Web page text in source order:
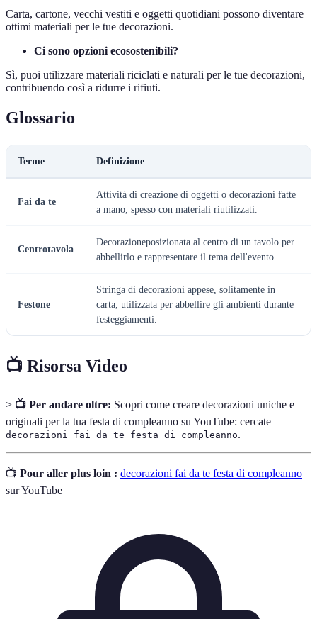
Carta, cartone, vecchi vestiti e oggetti quotidiani possono diventare
ottimi materiali per le tue decorazioni.
Ci sono opzioni ecosostenibili?
Sì, puoi utilizzare materiali riciclati e naturali per le tue decorazioni,
contribuendo così a ridurre i rifiuti.
Glossario
Terme Definizione
Fai da te
Attività di creazione di oggetti o decorazioni fatte
a mano, spesso con materiali riutilizzati.
Centrotavola
Decorazioneposizionata al centro di un tavolo per
abbellirlo e rappresentare il tema dell'evento.
Festone
Stringa di decorazioni appese, solitamente in
carta, utilizzata per abbellire gli ambienti durante
festeggiamenti.
📺 Risorsa Video
> 📺 Per andare oltre: Scopri come creare decorazioni uniche e
originali per la tua festa di compleanno su YouTube: cercate
decorazioni fai da te festa di compleanno.
📺 Pour aller plus loin : decorazioni fai da te festa di compleanno
sur YouTube